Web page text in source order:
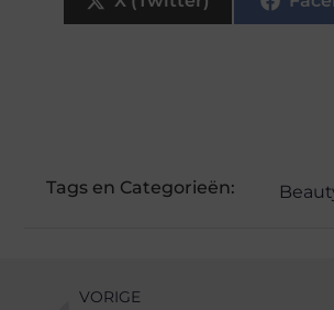
Tags en Categorieën:
VORIGE